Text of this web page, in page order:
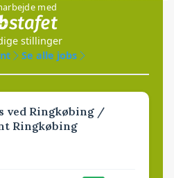
med
stillinger
Se alle jobs
ved Ringkøbing /
Ringkøbing